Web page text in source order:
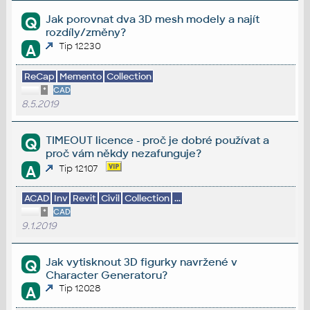
Q
Jak porovnat dva 3D mesh modely a najít
rozdíly/změny?
A Tip 12230
ReCap Memento Collection
* CAD
8.5.2019
Q
TIMEOUT licence - proč je dobré používat a
proč vám někdy nezafunguje?
A Tip 12107
ACAD Inv Revit Civil Collection ...
* CAD
9.1.2019
Q
Jak vytisknout 3D figurky navržené v
Character Generatoru?
A Tip 12028